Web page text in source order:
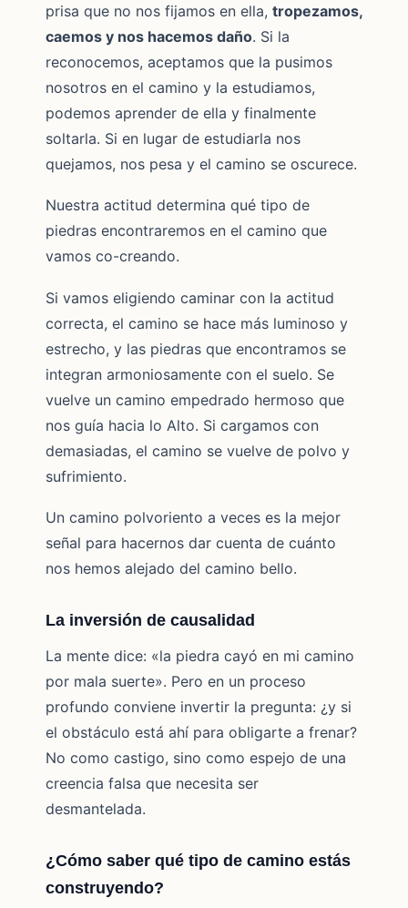
prisa que no nos fijamos en ella, tropezamos,
caemos y nos hacemos daño. Si la
reconocemos, aceptamos que la pusimos
nosotros en el camino y la estudiamos,
podemos aprender de ella y finalmente
soltarla. Si en lugar de estudiarla nos
quejamos, nos pesa y el camino se oscurece.
Nuestra actitud determina qué tipo de
piedras encontraremos en el camino que
vamos co-creando.
Si vamos eligiendo caminar con la actitud
correcta, el camino se hace más luminoso y
estrecho, y las piedras que encontramos se
integran armoniosamente con el suelo. Se
vuelve un camino empedrado hermoso que
nos guía hacia lo Alto. Si cargamos con
demasiadas, el camino se vuelve de polvo y
sufrimiento.
Un camino polvoriento a veces es la mejor
señal para hacernos dar cuenta de cuánto
nos hemos alejado del camino bello.
La inversión de causalidad
La mente dice: «la piedra cayó en mi camino
por mala suerte». Pero en un proceso
profundo conviene invertir la pregunta: ¿y si
el obstáculo está ahí para obligarte a frenar?
No como castigo, sino como espejo de una
creencia falsa que necesita ser
desmantelada.
¿Cómo saber qué tipo de camino estás
construyendo?